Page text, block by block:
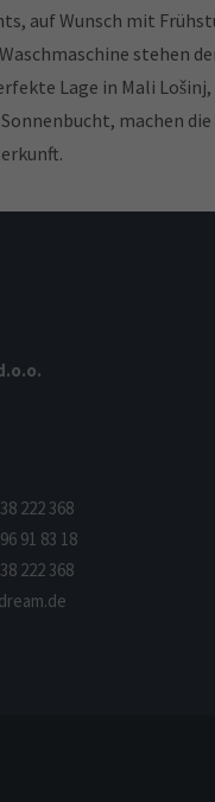
auf Wunsch mit
stehen
Lage in Mali
machen
222 368
91 83 18
222 368